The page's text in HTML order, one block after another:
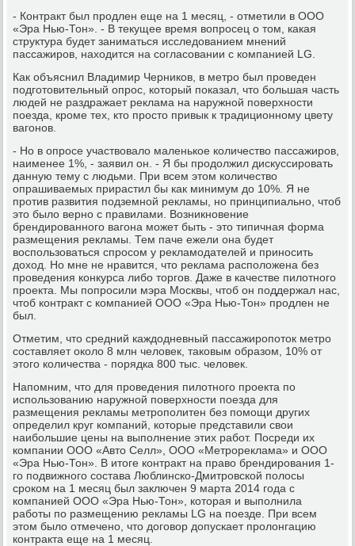
- Контракт был продлен еще на 1 месяц, - отметили в ООО
«Эра Нью-Тон». - В текущее время вопросец о том, какая
структура будет заниматься исследованием мнений
пассажиров, находится на согласовании с компанией LG.
Как объяснил Владимир Черников, в метро был проведен
подготовительный опрос, который показал, что большая часть
людей не раздражает реклама на наружной поверхности
поезда, кроме тех, кто просто привык к традиционному цвету
вагонов.
- Но в опросе участвовало маленькое количество пассажиров,
наименее 1%, - заявил он. - Я бы продолжил дискуссировать
данную тему с людьми. При всем этом количество
опрашиваемых прирастил бы как минимум до 10%. Я не
против развития подземной рекламы, но принципиально, чтоб
это было верно с правилами. Возникновение
брендированного вагона может быть - это типичная форма
размещения рекламы. Тем паче ежели она будет
воспользоваться спросом у рекламодателей и приносить
доход. Но мне не нравится, что реклама расположена без
проведения конкурса либо торгов. Даже в качестве пилотного
проекта. Мы попросили мэра Москвы, чтоб он поддержал нас,
чтоб контракт с компанией ООО «Эра Нью-Тон» продлен не
был.
Отметим, что средний каждодневный пассажиропоток метро
составляет около 8 млн человек, таковым образом, 10% от
этого количества - порядка 800 тыс. человек.
Напомним, что для проведения пилотного проекта по
использованию наружной поверхности поезда для
размещения рекламы метрополитен без помощи других
определил круг компаний, которые представили свои
наибольшие цены на выполнение этих работ. Посреди их
компании ООО «Авто Селл», ООО «Метрореклама» и ООО
«Эра Нью-Тон». В итоге контракт на право брендирования 1-
го подвижного состава Люблинско-Дмитровской полосы
сроком на 1 месяц был заключен 9 марта 2014 года с
компанией ООО «Эра Нью-Тон», которая и выполнила
работы по размещению рекламы LG на поезде. При всем
этом было отмечено, что договор допускает пролонгацию
контракта еще на 1 месяц.